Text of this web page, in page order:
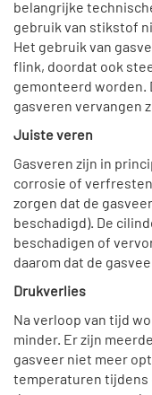
belangrijke
gebruik van stikstof
Het gebruik van
flink, doordat ook
gemonteerd worden.
gasveren vervangen
Juiste veren
Gasveren zijn in
corrosie of
zorgen dat de
beschadigd). De
beschadigen of
daarom dat de
Drukverlies
Na verloop van tijd
minder. Er zijn
gasveer niet meer
temperaturen tijdens